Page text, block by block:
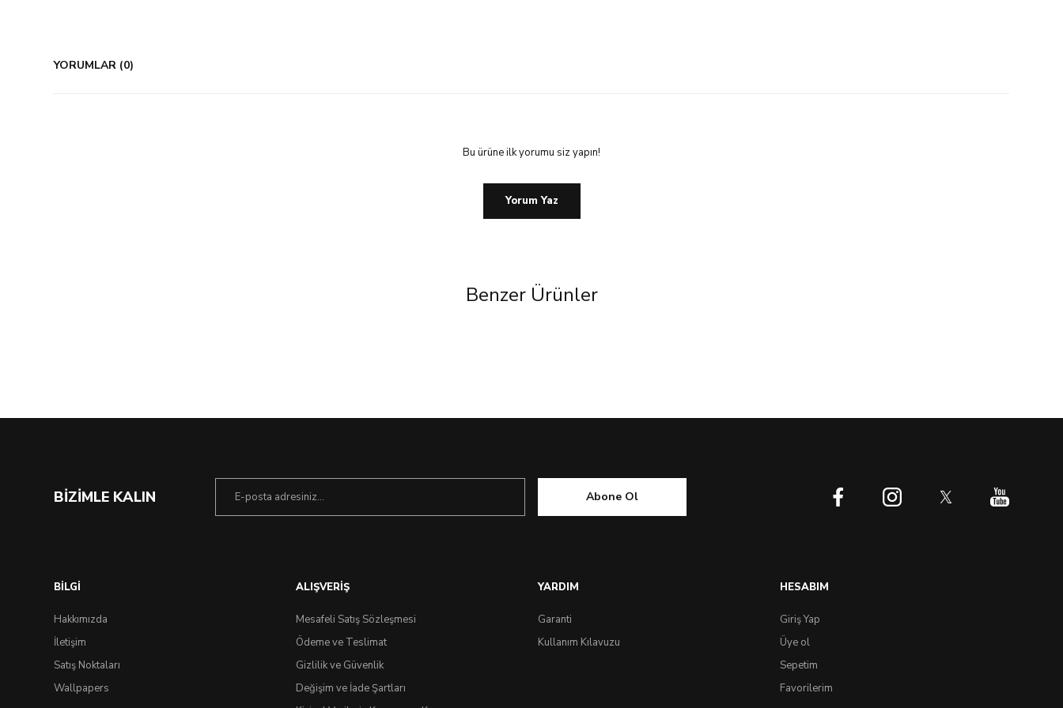
YORUMLAR (0)
Bu ürüne ilk yorumu siz yapın!
Yorum Yaz
Benzer Ürünler
BİZİMLE KALIN Abone Ol
BİLGİ
Hakkımızda
İletişim
Satış Noktaları
Wallpapers
ALIŞVERİŞ
Mesafeli Satış Sözleşmesi
Ödeme ve Teslimat
Gizlilik ve Güvenlik
Değişim ve İade Şartları
YARDIM
Garanti
Kullanım Kılavuzu
HESABIM
Giriş Yap
Üye ol
Sepetim
Favorilerim